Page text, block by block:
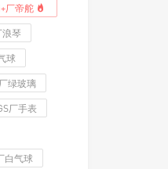
厂帝舵
浪琴
球
绿玻璃
厂手表
白气球